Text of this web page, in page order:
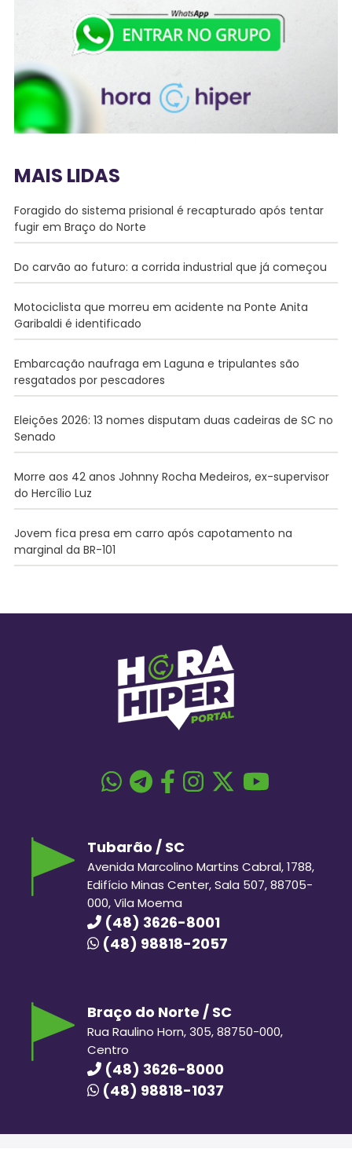
MAIS LIDAS
Foragido do sistema prisional é recapturado após tentar
fugir em Braço do Norte
Do carvão ao futuro: a corrida industrial que já começou
Motociclista que morreu em acidente na Ponte Anita
Garibaldi é identificado
Embarcação naufraga em Laguna e tripulantes são
resgatados por pescadores
Eleições 2026: 13 nomes disputam duas cadeiras de SC no
Senado
Morre aos 42 anos Johnny Rocha Medeiros, ex-supervisor
do Hercílio Luz
Jovem fica presa em carro após capotamento na
marginal da BR-101
Tubarão / SC
Avenida Marcolino Martins Cabral, 1788,
Edifício Minas Center, Sala 507, 88705-
000, Vila Moema
(48) 3626-8001
(48) 98818-2057
Braço do Norte / SC
Rua Raulino Horn, 305, 88750-000,
Centro
(48) 3626-8000
(48) 98818-1037